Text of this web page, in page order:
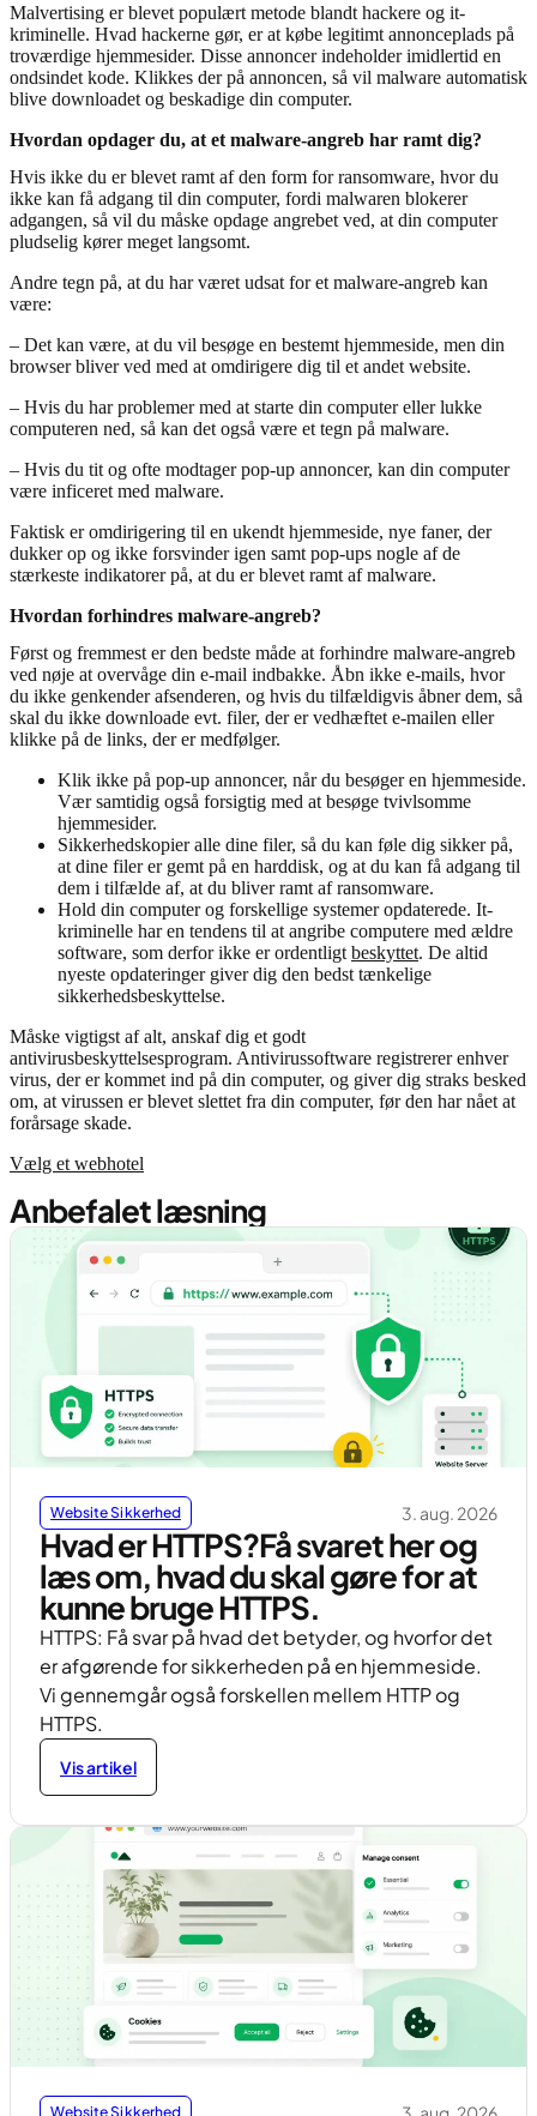
Malvertising er blevet populært metode blandt hackere og it-
kriminelle. Hvad hackerne gør, er at købe legitimt annonceplads på
troværdige hjemmesider. Disse annoncer indeholder imidlertid en
ondsindet kode. Klikkes der på annoncen, så vil malware automatisk
blive downloadet og beskadige din computer.
Hvordan opdager du, at et malware-angreb har ramt dig?
Hvis ikke du er blevet ramt af den form for ransomware, hvor du
ikke kan få adgang til din computer, fordi malwaren blokerer
adgangen, så vil du måske opdage angrebet ved, at din computer
pludselig kører meget langsomt.
Andre tegn på, at du har været udsat for et malware-angreb kan
være:
– Det kan være, at du vil besøge en bestemt hjemmeside, men din
browser bliver ved med at omdirigere dig til et andet website.
– Hvis du har problemer med at starte din computer eller lukke
computeren ned, så kan det også være et tegn på malware.
– Hvis du tit og ofte modtager pop-up annoncer, kan din computer
være inficeret med malware.
Faktisk er omdirigering til en ukendt hjemmeside, nye faner, der
dukker op og ikke forsvinder igen samt pop-ups nogle af de
stærkeste indikatorer på, at du er blevet ramt af malware.
Hvordan forhindres malware-angreb?
Først og fremmest er den bedste måde at forhindre malware-angreb
ved nøje at overvåge din e-mail indbakke. Åbn ikke e-mails, hvor
du ikke genkender afsenderen, og hvis du tilfældigvis åbner dem, så
skal du ikke downloade evt. filer, der er vedhæftet e-mailen eller
klikke på de links, der er medfølger.
Klik ikke på pop-up annoncer, når du besøger en hjemmeside.
Vær samtidig også forsigtig med at besøge tvivlsomme
hjemmesider.
Sikkerhedskopier alle dine filer, så du kan føle dig sikker på,
at dine filer er gemt på en harddisk, og at du kan få adgang til
dem i tilfælde af, at du bliver ramt af ransomware.
Hold din computer og forskellige systemer opdaterede. It-
kriminelle har en tendens til at angribe computere med ældre
software, som derfor ikke er ordentligt beskyttet. De altid
nyeste opdateringer giver dig den bedst tænkelige
sikkerhedsbeskyttelse.
Måske vigtigst af alt, anskaf dig et godt
antivirusbeskyttelsesprogram. Antivirussoftware registrerer enhver
virus, der er kommet ind på din computer, og giver dig straks besked
om, at virussen er blevet slettet fra din computer, før den har nået at
forårsage skade.
Vælg et webhotel
Anbefalet læsning
Website Sikkerhed 3. aug. 2026
Hvad er HTTPS?Få svaret her og
læs om, hvad du skal gøre for at
kunne bruge HTTPS.
HTTPS: Få svar på hvad det betyder, og hvorfor det
er afgørende for sikkerheden på en hjemmeside.
Vi gennemgår også forskellen mellem HTTP og
HTTPS.
Vis artikel
Website Sikkerhed